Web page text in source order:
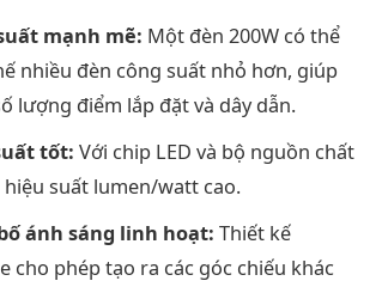
mạnh mẽ: Một đèn 200W có thể
nhiều đèn công suất nhỏ hơn, giúp
lượng điểm lắp đặt và dây dẫn.
tốt: Với chip LED và bộ nguồn chất
suất lumen/watt cao.
ánh sáng linh hoạt: Thiết kế
cho phép tạo ra các góc chiếu khác